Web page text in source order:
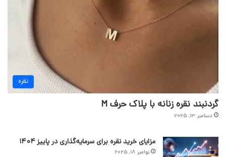
نقره
گردنبند نقره زنانه با پلاک حرف M
دسامبر 13, 2025
مزایای خرید نقره برای سرمایه‌گذاری در پاییز ۱۴۰۴
نوامبر 18, 2025